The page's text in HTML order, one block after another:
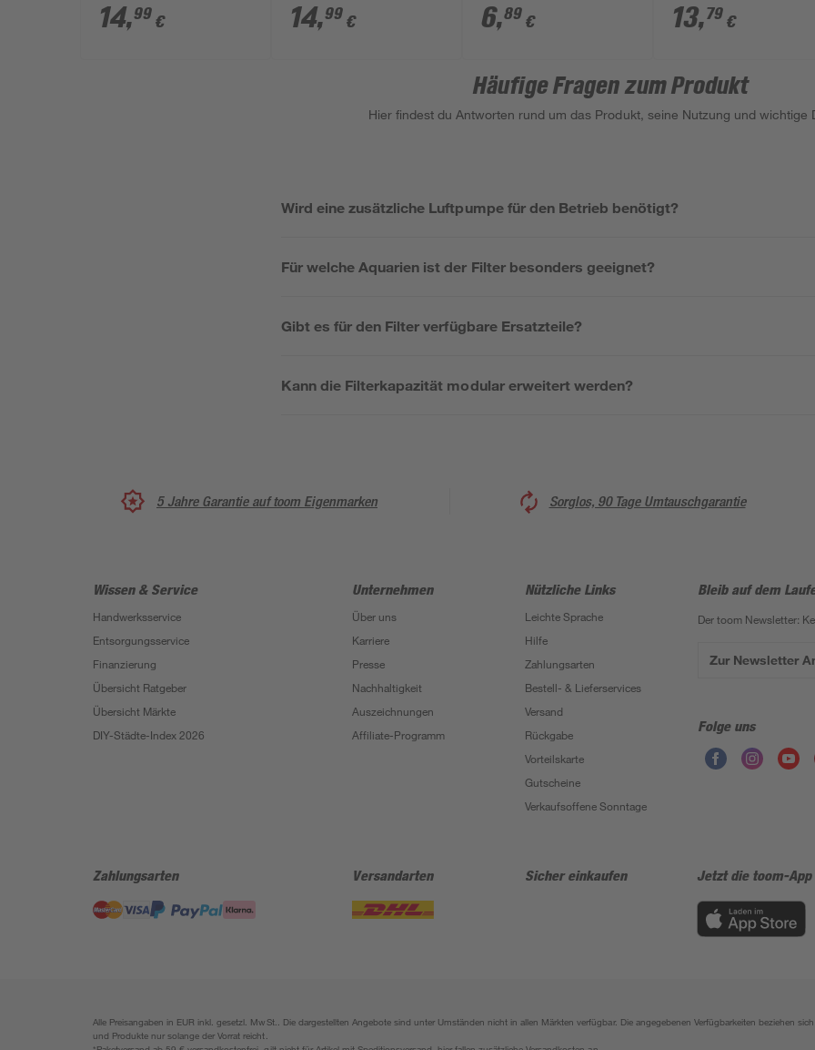
14,99 €
Rückschlagklappe
14,99 € 6,89 € 13,79 €
Häufige Fragen zum Produkt
Hier findest du Antworten rund um das Produkt, seine Nutzung und wichtige
Wird eine zusätzliche Luftpumpe für den Betrieb benötigt?
Für welche Aquarien ist der Filter besonders geeignet?
Gibt es für den Filter verfügbare Ersatzteile?
Kann die Filterkapazität modular erweitert werden?
5 Jahre Garantie auf toom Eigenmarken Sorglos, 90 Tage Umtauschgarantie
Wissen & Service
Handwerksservice
Entsorgungsservice
Finanzierung
Übersicht Ratgeber
Übersicht Märkte
DIY-Städte-Index 2026
Unternehmen
Über uns
Karriere
Presse
Nachhaltigkeit
Auszeichnungen
Affiliate-Programm
Nützliche Links
Leichte Sprache
Hilfe
Zahlungsarten
Bestell- & Lieferservices
Versand
Rückgabe
Vorteilskarte
Gutscheine
Verkaufsoffene Sonntage
Bleib auf dem
Der toom Newsletter:
Zur Newsletter
Folge uns
Zahlungsarten Versandarten Sicher einkaufen Jetzt die toom-
Alle Preisangaben in EUR inkl. gesetzl. MwSt.. Die dargestellten Angebote sind unter Umständen nicht in allen Märkten verfügbar. Die angegebenen Verfügbarkeiten beziehen
und Produkte nur solange der Vorrat reicht.